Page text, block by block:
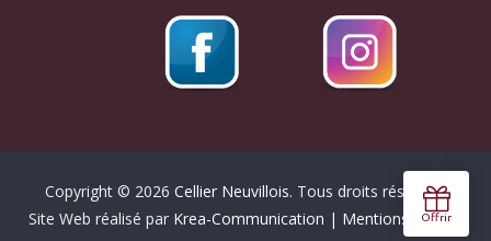
Copyright © 2026 Cellier Neuvillois. Tous droits réservés.
Site Web réalisé par Krea-Communication | Mentions légales